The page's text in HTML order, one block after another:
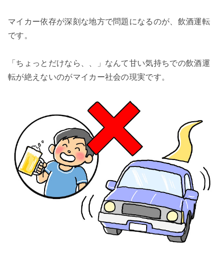
マイカー依存が深刻な地方で問題になるのが、飲酒運転
です。
「ちょっとだけなら、、」なんて甘い気持ちでの飲酒運
転が絶えないのがマイカー社会の現実です。